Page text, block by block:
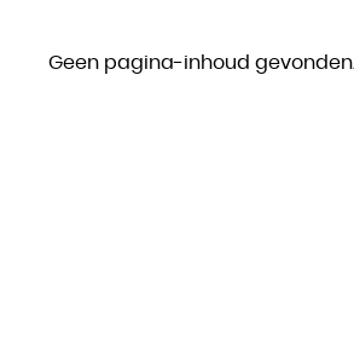
Geen pagina-inhoud gevonden.